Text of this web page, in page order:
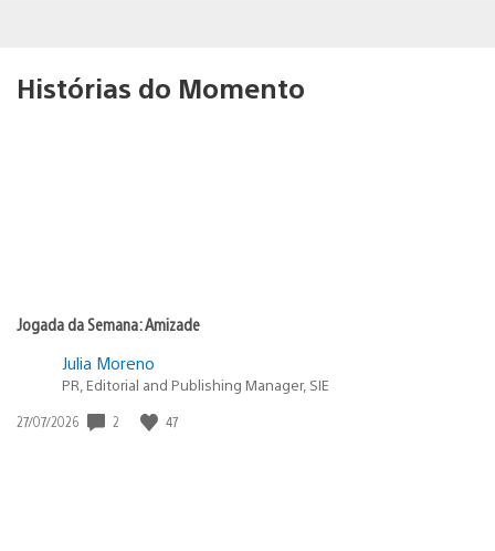
Histórias do Momento
Jogada da Semana: Amizade
Julia Moreno
PR, Editorial and Publishing Manager, SIE
Data
27/07/2026 2 47